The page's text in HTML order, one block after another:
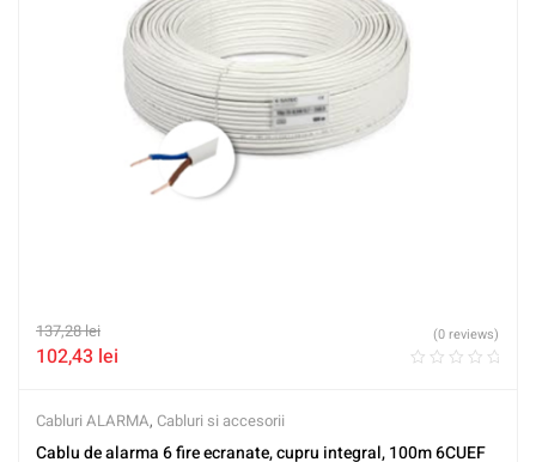
137,28lei
102,43 lei
(0 reviews)
Cabluri ALARMA, Cabluri si accesorii
Cablu de alarma 6 fire ecranate, cupru integral, 100m 6CUEF